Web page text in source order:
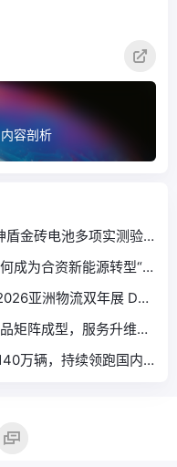
容剖析
成为合资新能源转型“范
亚洲物流双年展 DF-
矩阵成型，服务升维构
万辆，持续领跑国内